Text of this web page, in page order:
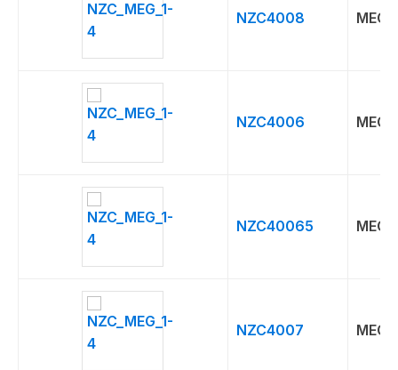
NZC4008 MEG
NZC4006 MEG
NZC40065 MEG
NZC4007 MEG